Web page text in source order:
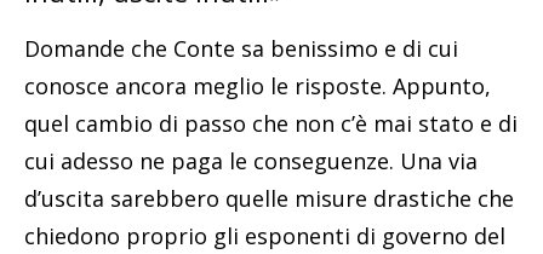
Domande che Conte sa benissimo e di cui
conosce ancora meglio le risposte. Appunto,
quel cambio di passo che non c’è mai stato e di
cui adesso ne paga le conseguenze. Una via
d’uscita sarebbero quelle misure drastiche che
chiedono proprio gli esponenti di governo del